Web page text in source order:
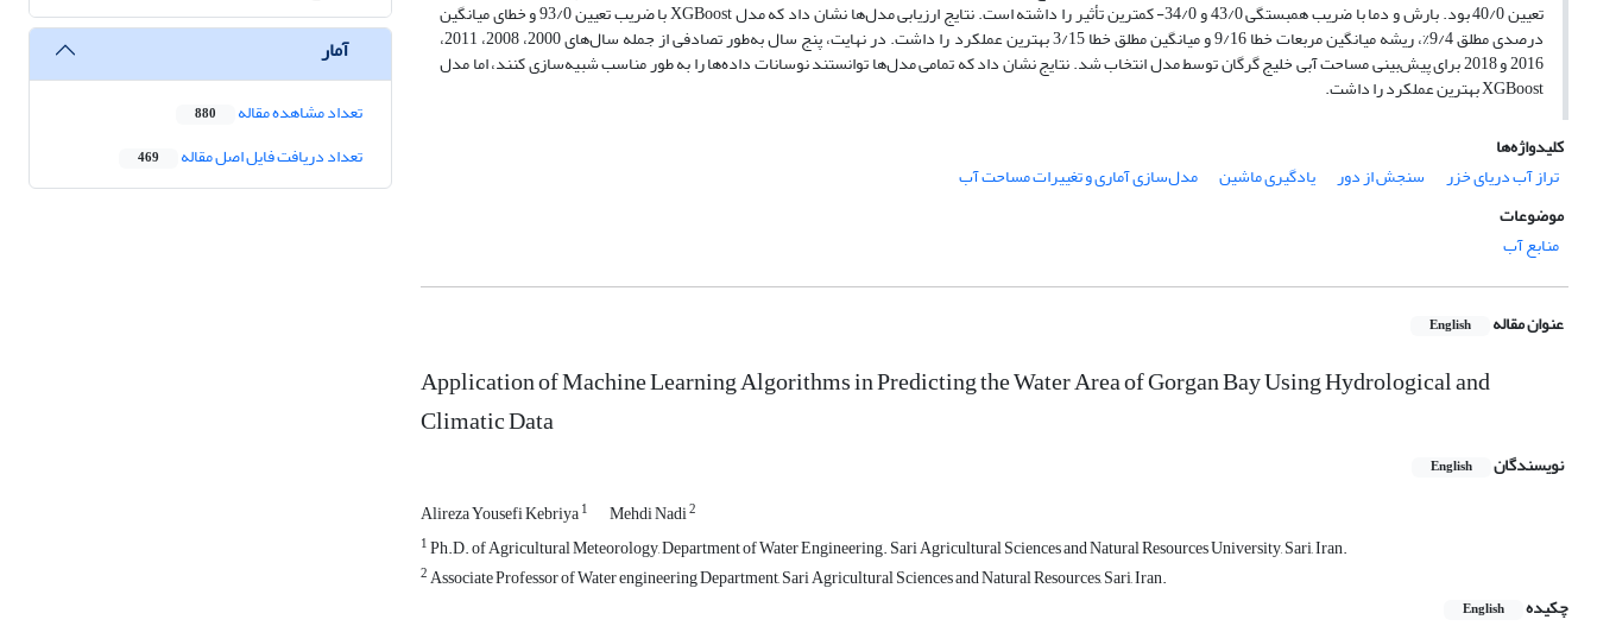
تعیین 40/0 بود. بارش و دما با ضریب همبستگی 43/0 و 34/0- کمترین تأثیر را داشته است. نتایج ارزیابی مدل‌ها نشان داد که مدل XGBoost با ضریب تعیین 93/0 و خطای میانگین
درصدی مطلق 9/4%، ریشه میانگین مربعات خطا 9/16 و میانگین مطلق خطا 3/15 بهترین عملکرد را داشت. در نهایت، پنج سال به‌طور تصادفی از جمله سال‌های 2000، 2008، 2011،
2016 و 2018 برای پیش‌بینی مساحت آبی خلیج گرگان توسط مدل انتخاب شد. نتایج نشان داد که تمامی مدل‌ها توانستند نوسانات داده‌ها را به طور مناسب شبیه‌سازی کنند، اما مدل
XGBoost بهترین عملکرد را داشت.
کلیدواژه‌ها
تراز آب دریای خزر
سنجش از دور یادگیری ماشین
مدل‌سازی آماری و تغییرات مساحت آب
موضوعات
منابع آب
عنوان مقاله English
Application of Machine Learning Algorithms in Predicting the Water Area of Gorgan Bay Using Hydrological and
Climatic Data
نویسندگان English
Alireza Yousefi Kebriya1 Mehdi Nadi2
1Ph.D. of Agricultural Meteorology, Department of Water Engineering. Sari Agricultural Sciences and Natural Resources University, Sari, Iran.
2Associate Professor of Water engineering Department, Sari Agricultural Sciences and Natural Resources, Sari, Iran.
چکیده
English
آمار
تعداد مشاهده مقاله 880
تعداد دریافت فایل اصل مقاله 469